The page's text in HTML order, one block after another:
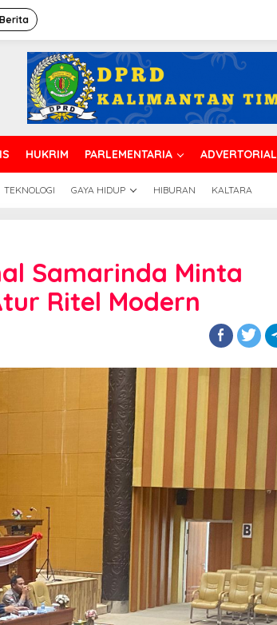
HUKRIM PARLEMENTARIA ADVERTORIAL
TEKNOLOGI GAYA HIDUP HIBURAN KALTARA
Samarinda Minta
Ritel Modern